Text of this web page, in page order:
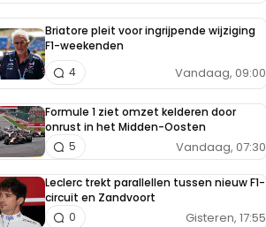
Briatore pleit voor ingrijpende wijziging
F1-weekenden
Vandaag, 09:00
4
Formule 1 ziet omzet kelderen door
onrust in het Midden-Oosten
Vandaag, 07:30
5
Leclerc trekt parallellen tussen nieuw F1-
circuit en Zandvoort
Gisteren, 17:55
0